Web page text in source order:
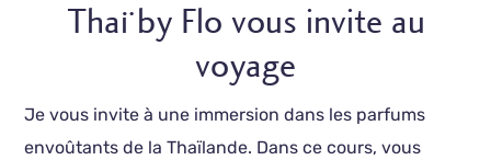
Thaï by Flo vous invite au
voyage
Je vous invite à une immersion dans les parfums
envoûtants de la Thaïlande. Dans ce cours, vous